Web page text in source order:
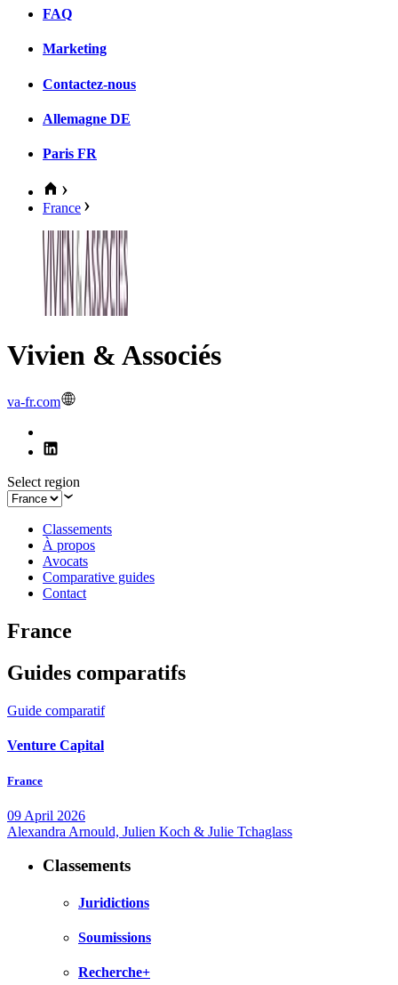
FAQ
Marketing
Contactez-nous
Allemagne DE
Paris FR
France
Vivien & Associés
va-fr.com
Select region
Classements
À propos
Avocats
Comparative guides
Contact
France
Guides comparatifs
Guide comparatif
Venture Capital
France
09 April 2026
Alexandra Arnould, Julien Koch & Julie Tchaglass
Classements
Juridictions
Soumissions
Recherche+